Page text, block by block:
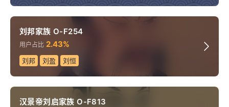
刘邦家族 O-F254
用户占比 2.43%
刘邦 刘盈 刘恒
汉景帝刘启家族 O-F813